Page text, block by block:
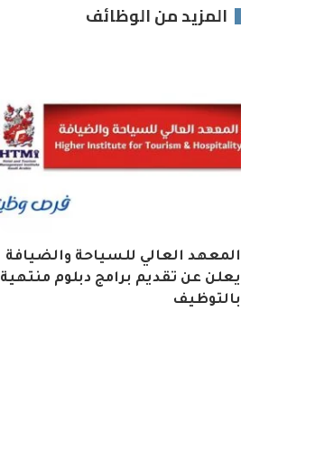
المزيد من الوظائف
المعهد العالي للسياحة والضيافة
يعلن عن تقديم برامج دبلوم منتهية
بالتوظيف